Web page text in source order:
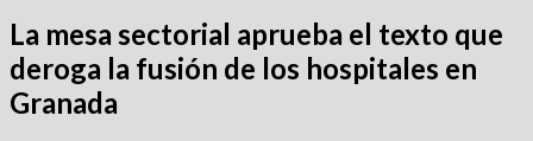
La mesa sectorial aprueba el texto que
deroga la fusión de los hospitales en
Granada